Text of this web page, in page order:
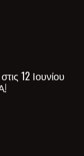
12 Ιουνίου